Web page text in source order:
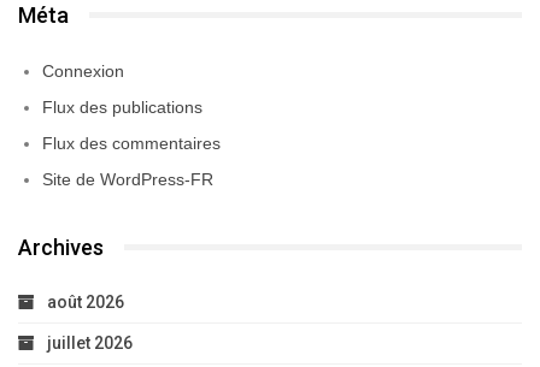
Méta
Connexion
Flux des publications
Flux des commentaires
Site de WordPress-FR
Archives
août 2026
juillet 2026